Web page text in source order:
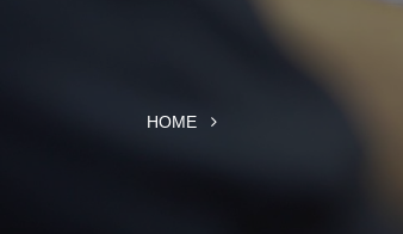
HOME